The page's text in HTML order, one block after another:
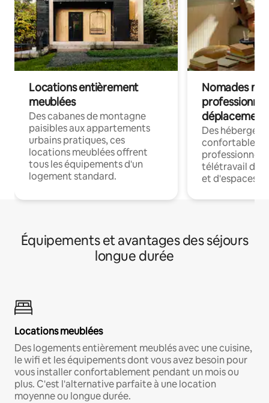
Locations entièrement
meublées
Des cabanes de montagne
paisibles aux appartements
urbains pratiques, ces
locations meublées offrent
tous les équipements d'un
logement standard.
Nomades
déplacement
Des
confortables
professionnels
télétravail
et d'espaces
Équipements et avantages des séjours
longue durée
Locations meublées
Des logements entièrement meublés avec une cuisine,
le wifi et les équipements dont vous avez besoin pour
vous installer confortablement pendant un mois ou
plus. C'est l'alternative parfaite à une location
moyenne ou longue durée.